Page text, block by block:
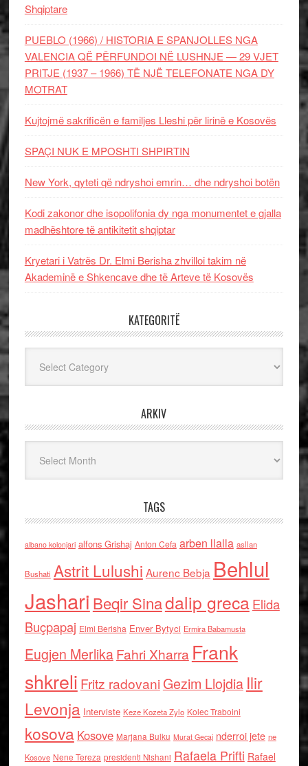
Shqiptare
PUEBLO (1966) / HISTORIA E SPANJOLLES NGA
VALENCIA QË PËRFUNDOI NË LUSHNJE — 29 VJET
PRITJE (1937 – 1966) TË NJË TELEFONATE NGA DY
MOTRAT
Kujtojmë sakrificën e familjes Lleshi për lirinë e Kosovës
SPAÇI NUK E MPOSHTI SHPIRTIN
New York, qyteti që ndryshoi emrin… dhe ndryshoi botën
Kodi zakonor dhe isopolifonia dy nga monumentet e gjalla
madhështore të antikitetit shqiptar
Kryetari i Vatrës Dr. Elmi Berisha zhvilloi takim në
Akademinë e Shkencave dhe të Arteve të Kosovës
KATEGORITË
ARKIV
TAGS
albano kolonjari alfons Grishaj Anton Cefa arben llalla asllan
Bushati Astrit Lulushi Aurenc Bebja Behlul
Jashari Beqir Sinadalip grecaElida
Buçpapaj Elmi Berisha Enver Bytyci Ermira Babamusta
Eugjen MerlikaFahri Xharra Frank
shkreli Fritz radovaniGezim Llojdia Ilir
Levonja Interviste Keze Kozeta Zylo Kolec Traboini
kosova Kosove Marjana Bulku Murat Gecaj nderroi jete ne
Kosove Nene Tereza presidenti Nishani Rafaela Prifti Rafael